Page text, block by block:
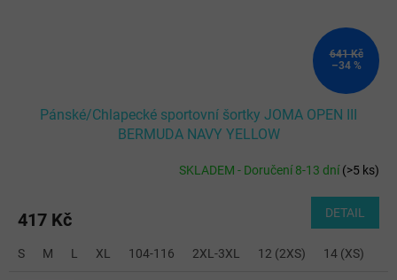
641 Kč
–34 %
Pánské/Chlapecké sportovní šortky JOMA OPEN III
BERMUDA NAVY YELLOW
SKLADEM - Doručení 8-13 dní(>5 ks)
417 Kč DETAIL
S M L XL 104-116 2XL-3XL 12 (2XS) 14 (XS)